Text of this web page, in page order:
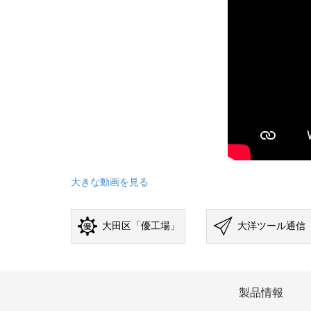
大きな動画を見る
大田区「優工場」 大洋ツール通信
製品情報